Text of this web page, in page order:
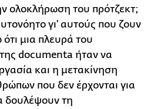
ολοκλήρωση του πρότζεκτ;
γι' αυτούς που ζουν
μια πλευρά του
documenta ήταν να
και η μετακίνηση
που δεν έρχονται για
δουλέψουν τη